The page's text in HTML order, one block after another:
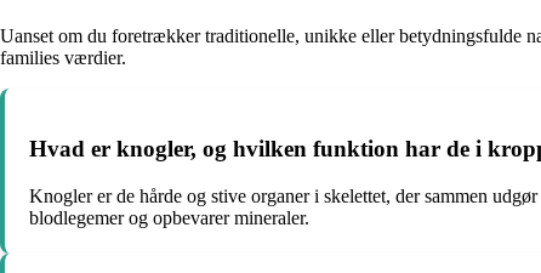
Uanset om du foretrækker traditionelle, unikke eller betydningsfulde
families værdier.
Hvad er knogler, og hvilken funktion har de i
Knogler er de hårde og stive organer i skelettet, der sammen
blodlegemer og opbevarer mineraler.